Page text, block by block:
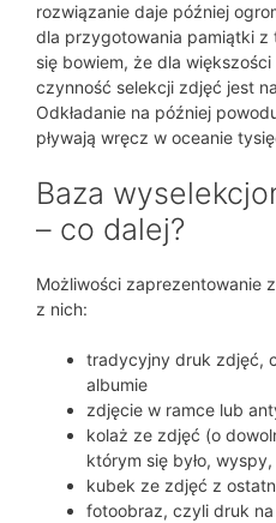
rozwiązanie daje później
dla przygotowania pamiątki z
się bowiem, że dla większości
czynność selekcji zdjęć jest
Odkładanie na później
pływają wręcz w oceanie
Baza
– co dalej?
Możliwości zaprezentowanie
z nich:
tradycyjny druk zdjęć,
albumie
zdjęcie w ramce lub
kolaż ze zdjęć (o
którym się było,
kubek ze zdjęć z
fotoobraz, czyli druk na